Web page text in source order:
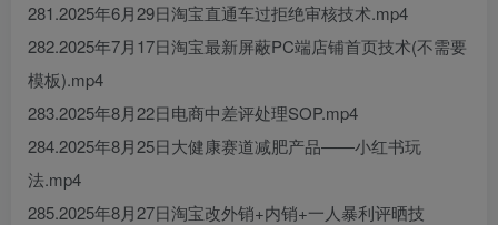
281.2025年6月29日淘宝直通车过拒绝审核技术.mp4
282.2025年7月17日淘宝最新屏蔽PC端店铺首页技术(不需要
模板).mp4
283.2025年8月22日电商中差评处理SOP.mp4
284.2025年8月25日大健康赛道减肥产品——小红书玩
法.mp4
285.2025年8月27日淘宝改外销+内销+一人暴利评晒技